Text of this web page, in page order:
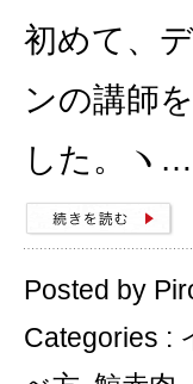
初めて、
ンの講師
した。ヽ…
Posted by
Categories :